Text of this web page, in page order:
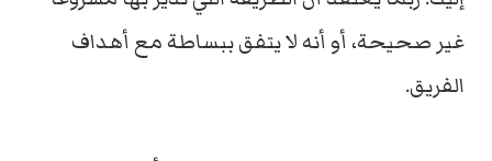
غير صحيحة، أو أنه لا يتفق ببساطة مع أهداف
الفريق.